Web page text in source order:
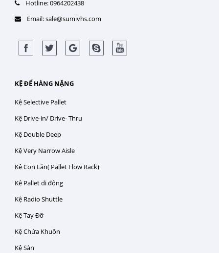
Hotline: 0964202438
Email: sale@sumivhs.com
KỆ ĐỂ HÀNG NẶNG
Kệ Selective Pallet
Kệ Drive-in/ Drive- Thru
Kệ Double Deep
Kệ Very Narrow Aisle
Kệ Con Lăn( Pallet Flow Rack)
Kệ Pallet di động
Kệ Radio Shuttle
Kệ Tay Đỡ
Kệ Chứa Khuôn
Kệ Sàn